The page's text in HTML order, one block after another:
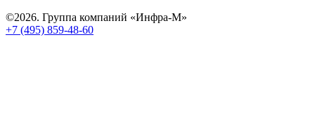
©2026. Группа компаний «Инфра-М»
+7 (495) 859-48-60